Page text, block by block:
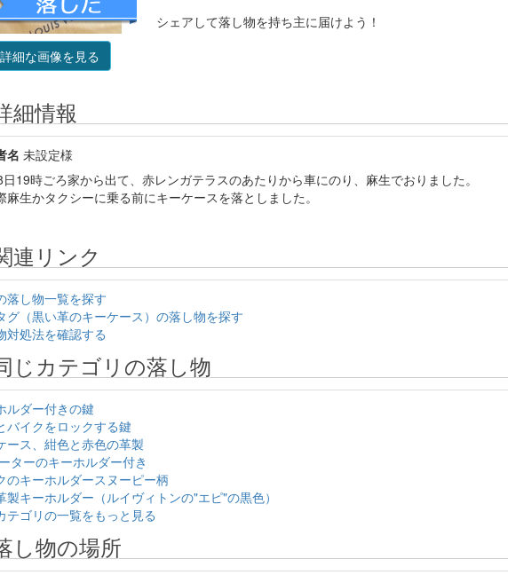
詳細な画像を見る
シェアして落し物を持ち主に届けよう！
細情報
名 未設定様
19時ごろ家から出て、赤レンガテラスのあたりから車にのり、麻生でおりました。
麻生かタクシーに乗る前にキーケースを落としました。
連リンク
落し物一覧を探す
グ（黒い革のキーケース）の落し物を探す
対処法を確認する
じカテゴリの落し物
ルダー付きの鍵
バイクをロックする鍵
ース、紺色と赤色の革製
ターのキーホルダー付き
のキーホルダースヌーピー柄
製キーホルダー（ルイヴィトンの"エピ"の黒色）
テゴリの一覧をもっと見る
し物の場所